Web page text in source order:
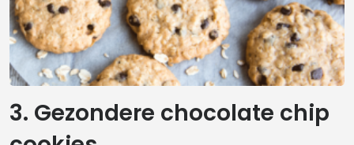
3. Gezondere chocolate chip